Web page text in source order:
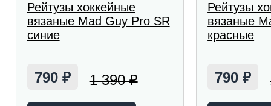
Рейтузы хоккейные
вязаные Mad Guy Pro SR
синие
790 ₽ 1 390₽
Рейтузы
вязаные
красные
790₽